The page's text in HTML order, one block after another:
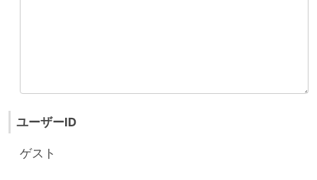
ユーザーID
ゲスト